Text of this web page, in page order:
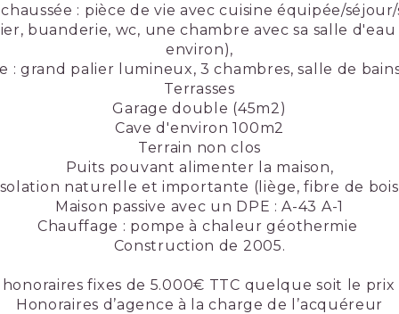
: pièce de vie avec cuisine équipée/
buanderie, wc, une chambre avec sa salle
environ),
: grand palier lumineux, 3 chambres, salle de
Terrasses
Garage double (45m2)
Cave d'environ 100m2
Terrain non clos
Puits pouvant alimenter la maison,
naturelle et importante (liège, fibre de
Maison passive avec un DPE : A-43 A-1
Chauffage : pompe à chaleur géothermie
Construction de 2005.
honoraires fixes de 5.000€ TTC quelque soit le
Honoraires d’agence à la charge de l’acquéreur